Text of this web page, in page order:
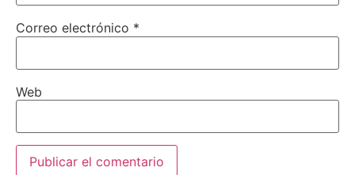
Correo electrónico *
Web